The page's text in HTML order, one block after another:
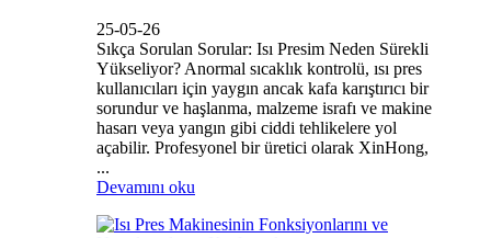
25-05-26
Sıkça Sorulan Sorular: Isı Presim Neden Sürekli
Yükseliyor? Anormal sıcaklık kontrolü, ısı pres
kullanıcıları için yaygın ancak kafa karıştırıcı bir
sorundur ve haşlanma, malzeme israfı ve makine
hasarı veya yangın gibi ciddi tehlikelere yol
açabilir. Profesyonel bir üretici olarak XinHong,
...
Devamını oku